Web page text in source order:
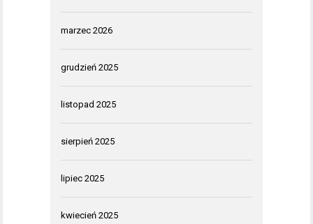
marzec 2026
grudzień 2025
listopad 2025
sierpień 2025
lipiec 2025
kwiecień 2025